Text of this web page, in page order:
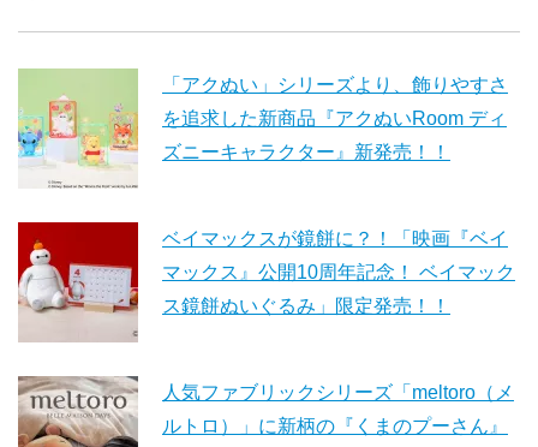
「アクぬい」シリーズより、飾りやすさ
を追求した新商品『アクぬいRoom ディ
ズニーキャラクター』新発売！！
ベイマックスが鏡餅に？！「映画『ベイ
マックス』公開10周年記念！ ベイマック
ス鏡餅ぬいぐるみ」限定発売！！
人気ファブリックシリーズ「meltoro（メ
ルトロ）」に新柄の『くまのプーさん』